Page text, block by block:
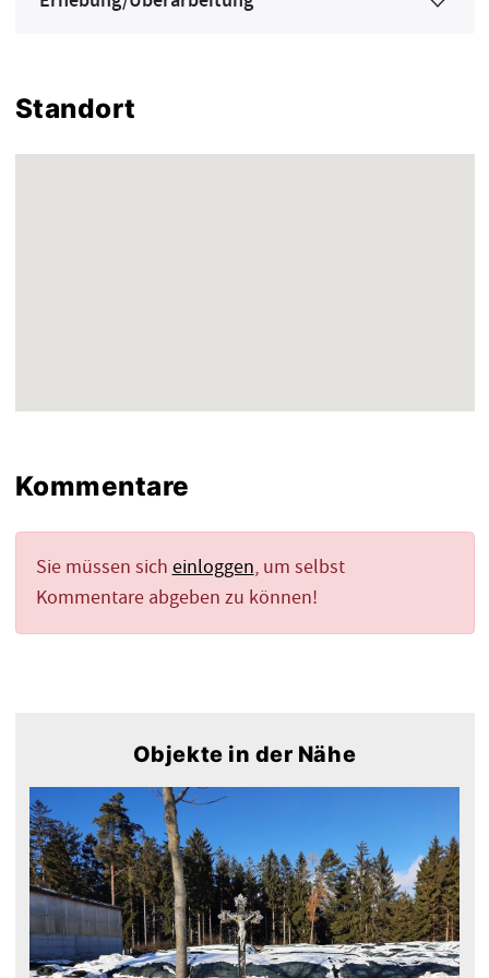
Standort
Kommentare
Sie müssen sich einloggen, um selbst
Kommentare abgeben zu können!
Objekte in der Nähe